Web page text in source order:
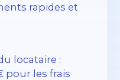
rapides et
locataire :
pour les frais